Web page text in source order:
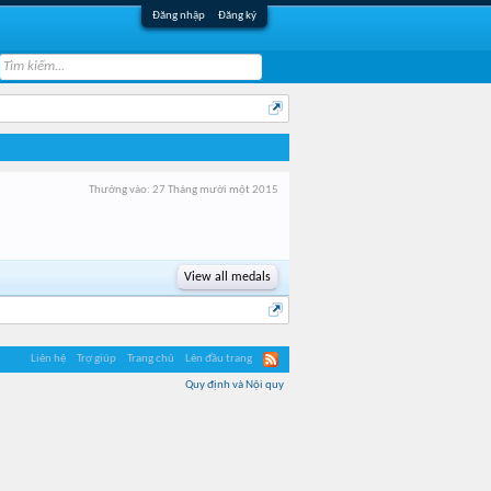
Đăng nhập Đăng ký
Thưởng vào: 27 Tháng mười một 2015
View all medals
Liên hệ Trợ giúp Trang chủ Lên đầu trang
Quy định và Nội quy